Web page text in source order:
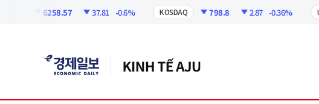
6258.57 37.81 -0.6% KOSDAQ 798.8 2.87 -0.36% USD